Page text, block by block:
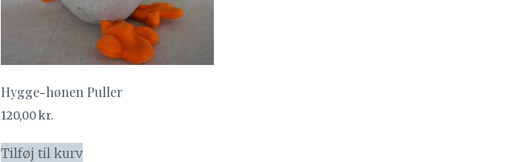
Hygge-hønen Puller
120,00kr.
Tilføj til kurv